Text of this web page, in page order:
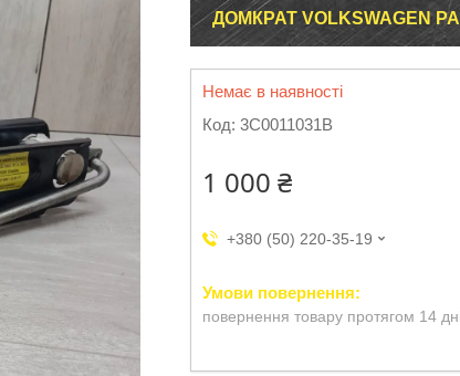
ДОМКРАТ VOLKSWAGEN
Немає в наявності
Код: 3C0011031B
1 000 ₴
+380 (50) 220-35-19
повернення товару протягом 14